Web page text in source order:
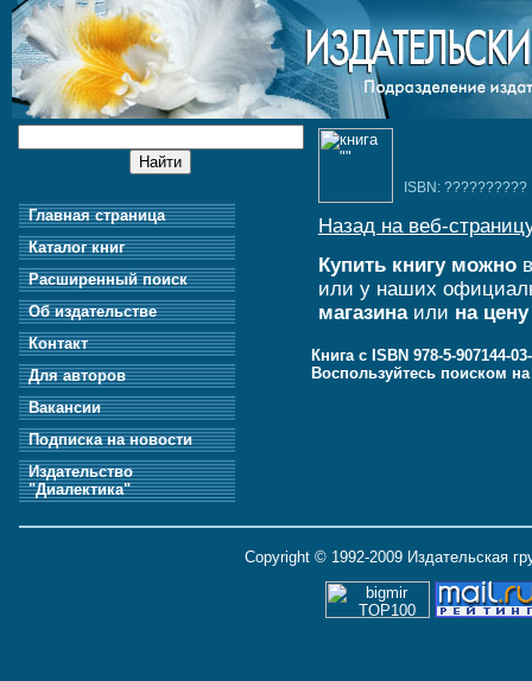
Главная страница
Каталог книг
Расширенный поиск
Об издательстве
Контакт
Для авторов
Вакансии
Подписка на новости
Издательство
"Диалектика"
ISBN: ??????????
Назад на веб-
Купить книгу можнов
или у наших
магазинаили на
Книга с ISBN 978-5-907144-
Воспользуйтесь поиском
Copyright © 1992-2009 Издательская